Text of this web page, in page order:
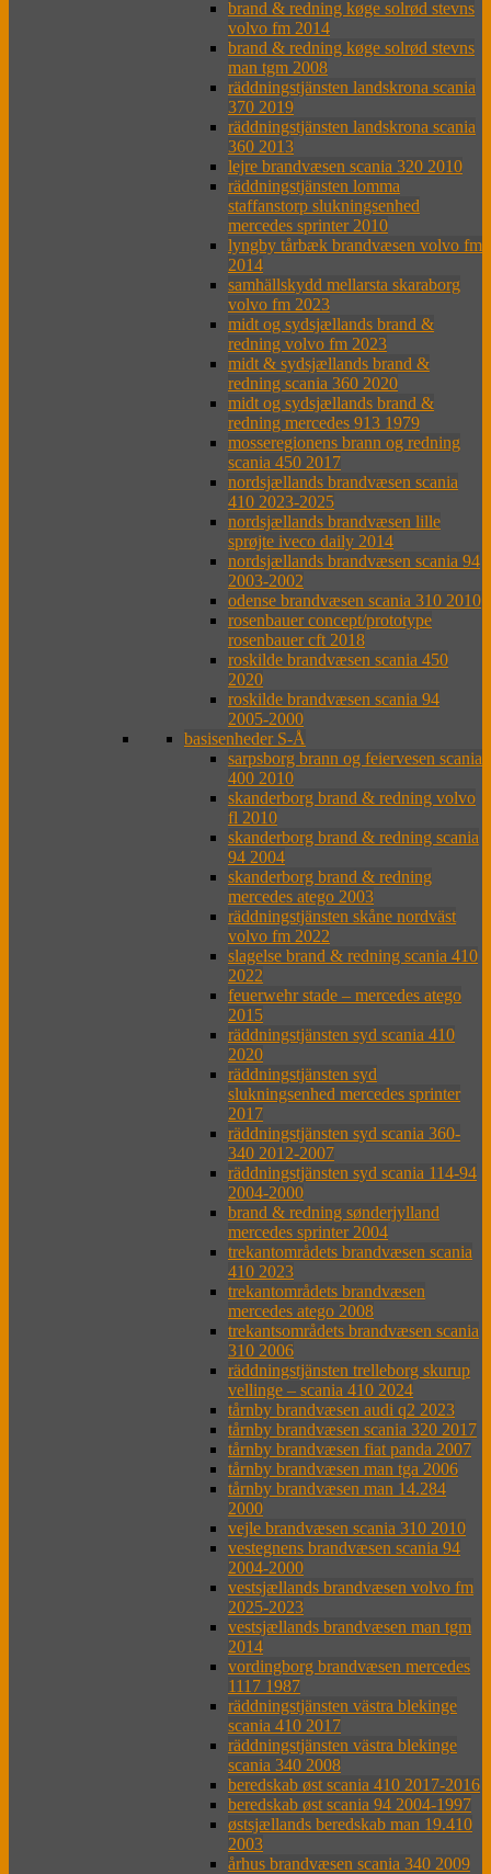
brand & redning køge solrød stevns
volvo fm 2014
brand & redning køge solrød stevns
man tgm 2008
räddningstjänsten landskrona scania
370 2019
räddningstjänsten landskrona scania
360 2013
lejre brandvæsen scania 320 2010
räddningstjänsten lomma
staffanstorp slukningsenhed
mercedes sprinter 2010
lyngby tårbæk brandvæsen volvo fm
2014
samhällskydd mellarsta skaraborg
volvo fm 2023
midt og sydsjællands brand &
redning volvo fm 2023
midt & sydsjællands brand &
redning scania 360 2020
midt og sydsjællands brand &
redning mercedes 913 1979
mosseregionens brann og redning
scania 450 2017
nordsjællands brandvæsen scania
410 2023-2025
nordsjællands brandvæsen lille
sprøjte iveco daily 2014
nordsjællands brandvæsen scania 94
2003-2002
odense brandvæsen scania 310 2010
rosenbauer concept/prototype
rosenbauer cft 2018
roskilde brandvæsen scania 450
2020
roskilde brandvæsen scania 94
2005-2000
basisenheder S-Å
sarpsborg brann og feiervesen scania
400 2010
skanderborg brand & redning volvo
fl 2010
skanderborg brand & redning scania
94 2004
skanderborg brand & redning
mercedes atego 2003
räddningstjänsten skåne nordväst
volvo fm 2022
slagelse brand & redning scania 410
2022
feuerwehr stade – mercedes atego
2015
räddningstjänsten syd scania 410
2020
räddningstjänsten syd
slukningsenhed mercedes sprinter
2017
räddningstjänsten syd scania 360-
340 2012-2007
räddningstjänsten syd scania 114-94
2004-2000
brand & redning sønderjylland
mercedes sprinter 2004
trekantområdets brandvæsen scania
410 2023
trekantområdets brandvæsen
mercedes atego 2008
trekantsområdets brandvæsen scania
310 2006
räddningstjänsten trelleborg skurup
vellinge – scania 410 2024
tårnby brandvæsen audi q2 2023
tårnby brandvæsen scania 320 2017
tårnby brandvæsen fiat panda 2007
tårnby brandvæsen man tga 2006
tårnby brandvæsen man 14.284
2000
vejle brandvæsen scania 310 2010
vestegnens brandvæsen scania 94
2004-2000
vestsjællands brandvæsen volvo fm
2025-2023
vestsjællands brandvæsen man tgm
2014
vordingborg brandvæsen mercedes
1117 1987
räddningstjänsten västra blekinge
scania 410 2017
räddningstjänsten västra blekinge
scania 340 2008
beredskab øst scania 410 2017-2016
beredskab øst scania 94 2004-1997
østsjællands beredskab man 19.410
2003
århus brandvæsen scania 340 2009